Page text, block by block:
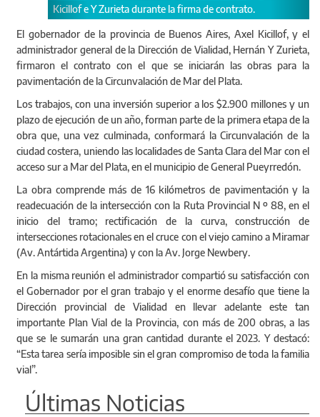
durante la firma de contrato.
Los funcionarios
200 obras.
El gobernador de la provincia de Buenos Aires, Axel Kicillof, y el
administrador general de la Dirección de Vialidad, Hernán Y Zurieta,
firmaron el contrato con el que se iniciarán las obras para la
pavimentación de la Circunvalación de Mar del Plata.
Los trabajos, con una inversión superior a los $2.900 millones y un
plazo de ejecución de un año, forman parte de la primera etapa de la
obra que, una vez culminada, conformará la Circunvalación de la
ciudad costera, uniendo las localidades de Santa Clara del Mar con el
acceso sur a Mar del Plata, en el municipio de General Pueyrredón.
La obra comprende más de 16 kilómetros de pavimentación y la
readecuación de la intersección con la Ruta Provincial N º 88, en el
inicio del tramo; rectificación de la curva, construcción de
intersecciones rotacionales en el cruce con el viejo camino a Miramar
(Av. Antártida Argentina) y con la Av. Jorge Newbery.
En la misma reunión el administrador compartió su satisfacción con
el Gobernador por el gran trabajo y el enorme desafío que tiene la
Dirección provincial de Vialidad en llevar adelante este tan
importante Plan Vial de la Provincia, con más de 200 obras, a las
que se le sumarán una gran cantidad durante el 2023. Y destacó:
“Esta tarea sería imposible sin el gran compromiso de toda la familia
vial”.
Últimas Noticias